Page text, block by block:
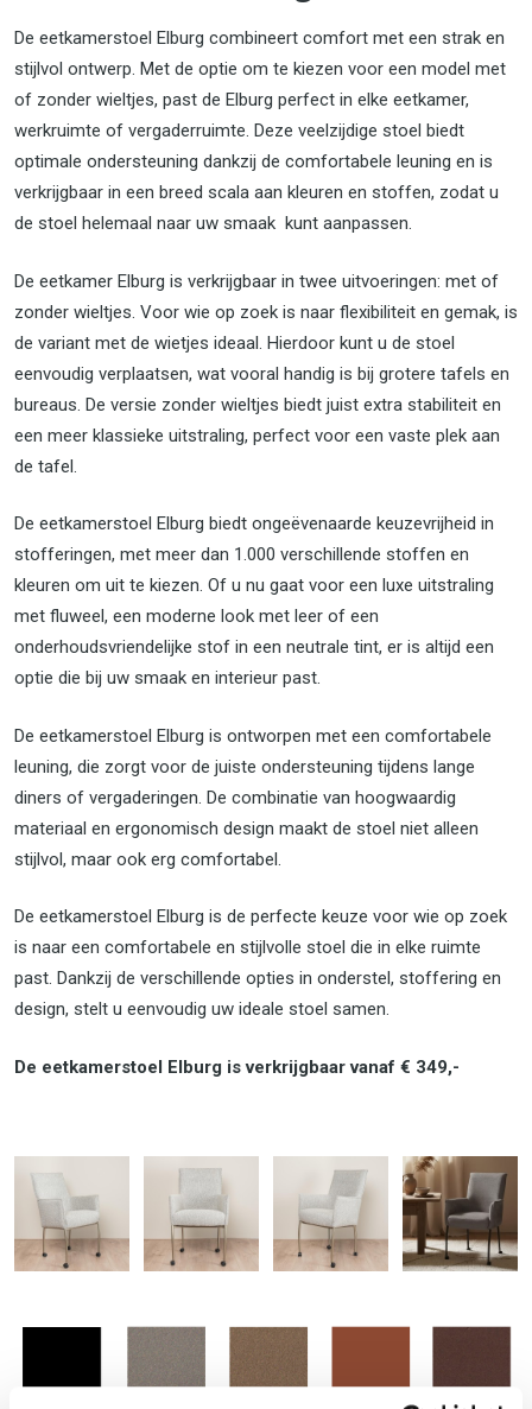
De eetkamerstoel Elburg combineert comfort met een strak en
stijlvol ontwerp. Met de optie om te kiezen voor een model met
of zonder wieltjes, past de Elburg perfect in elke eetkamer,
werkruimte of vergaderruimte. Deze veelzijdige stoel biedt
optimale ondersteuning dankzij de comfortabele leuning en is
verkrijgbaar in een breed scala aan kleuren en stoffen, zodat u
de stoel helemaal naar uw smaak kunt aanpassen.
De eetkamer Elburg is verkrijgbaar in twee uitvoeringen: met of
zonder wieltjes. Voor wie op zoek is naar flexibiliteit en gemak, is
de variant met de wietjes ideaal. Hierdoor kunt u de stoel
eenvoudig verplaatsen, wat vooral handig is bij grotere tafels en
bureaus. De versie zonder wieltjes biedt juist extra stabiliteit en
een meer klassieke uitstraling, perfect voor een vaste plek aan
de tafel.
De eetkamerstoel Elburg biedt ongeëvenaarde keuzevrijheid in
stofferingen, met meer dan 1.000 verschillende stoffen en
kleuren om uit te kiezen. Of u nu gaat voor een luxe uitstraling
met fluweel, een moderne look met leer of een
onderhoudsvriendelijke stof in een neutrale tint, er is altijd een
optie die bij uw smaak en interieur past.
De eetkamerstoel Elburg is ontworpen met een comfortabele
leuning, die zorgt voor de juiste ondersteuning tijdens lange
diners of vergaderingen. De combinatie van hoogwaardig
materiaal en ergonomisch design maakt de stoel niet alleen
stijlvol, maar ook erg comfortabel.
De eetkamerstoel Elburg is de perfecte keuze voor wie op zoek
is naar een comfortabele en stijlvolle stoel die in elke ruimte
past. Dankzij de verschillende opties in onderstel, stoffering en
design, stelt u eenvoudig uw ideale stoel samen.
De eetkamerstoel Elburg is verkrijgbaar vanaf € 349,-